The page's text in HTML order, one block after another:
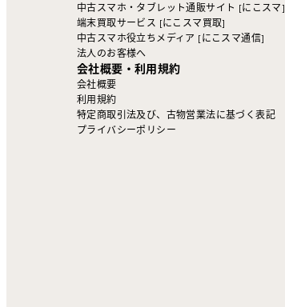
中古スマホ・タブレット通販サイト [にこスマ]
端末買取サービス [にこスマ買取]
中古スマホ役立ちメディア [にこスマ通信]
法人のお客様へ
会社概要・利用規約
会社概要
利用規約
特定商取引法及び、古物営業法に基づく表記
プライバシーポリシー